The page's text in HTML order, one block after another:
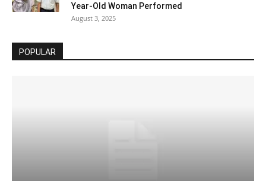
Year-Old Woman Performed
August 3, 2025
POPULAR